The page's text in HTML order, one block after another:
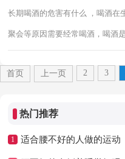
长期喝酒的危害有什么 ，喝酒在
聚会等原因需要经常喝酒，喝酒
首页 上一页 2 3
热门推荐
1 适合腰不好的人做的运动